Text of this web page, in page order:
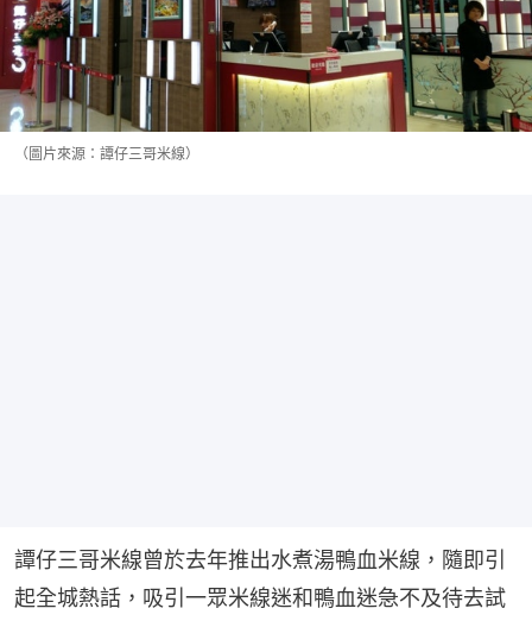
（圖片來源：譚仔三哥米線）
譚仔三哥米線曾於去年推出水煮湯鴨血米線，隨即引
起全城熱話，吸引一眾米線迷和鴨血迷急不及待去試